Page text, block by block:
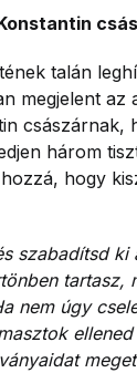
talán
megjelent az
császárnak,
három
hogy
szabadítsd ki
tartasz,
nem úgy